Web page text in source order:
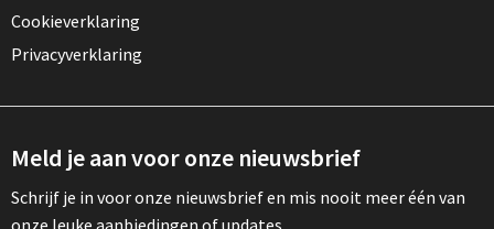
Cookieverklaring
Privacyverklaring
Meld je aan voor onze nieuwsbrief
Schrijf je in voor onze nieuwsbrief en mis nooit meer één van
onze leuke aanbiedingen of updates.